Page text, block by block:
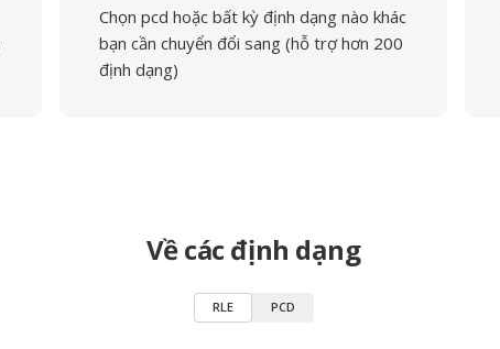
Chọn pcd hoặc bất kỳ định dạng nào khác
bạn cần chuyển đổi sang (hỗ trợ hơn 200
định dạng)
Về các định dạng
RLE PCD